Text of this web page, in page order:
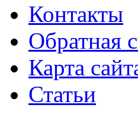
Контакты
Обратная
Карта
Статьи